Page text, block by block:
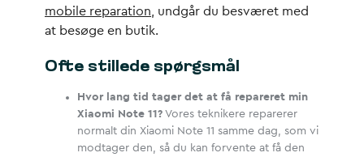
mobile reparation , undgår du besværet med
at besøge en butik.
Ofte stillede spørgsmål
Hvor lang tid tager det at få repareret min
Xiaomi Note 11? Vores teknikere reparerer
normalt din Xiaomi Note 11 samme dag, som vi
modtager den, så du kan forvente at få den